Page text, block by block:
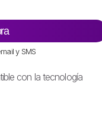
y SMS
con la tecnología